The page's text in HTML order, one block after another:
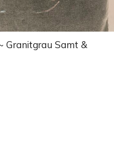
Granitgrau Samt &